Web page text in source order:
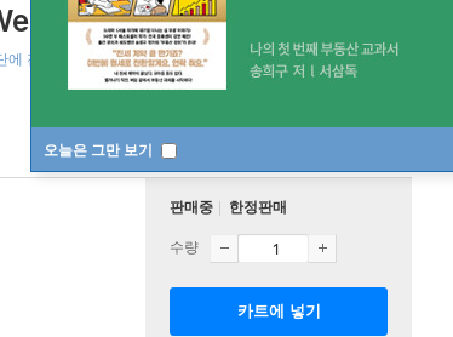
오늘은 그만 보기
All Fall Asleep, Where Do
에 전반적으로 미세 갈라짐이 있습니다. ]
판매중 한정판매
수량
카트에 넣기